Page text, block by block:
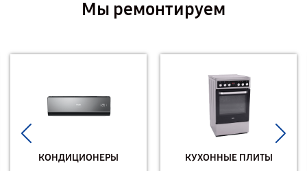
Мы ремонтируем
КОНДИЦИОНЕРЫ КУХОННЫЕ ПЛИТЫ